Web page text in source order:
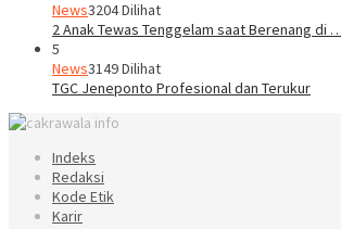
News3204 Dilihat
2 Anak Tewas Tenggelam saat Berenang di
5
News3149 Dilihat
TGC Jeneponto Profesional dan Terukur
Indeks
Redaksi
Kode Etik
Karir